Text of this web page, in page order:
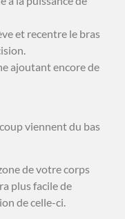
et recentre le bras
ajoutant encore de
viennent du bas
de votre corps
plus facile de
de celle-ci.